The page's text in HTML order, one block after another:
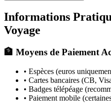
Informations
Voyage
🏦 Moyens de Paiement
• Espèces (euros
• Cartes bancaires (CB,
• Badges télépéage
• Paiement mobile